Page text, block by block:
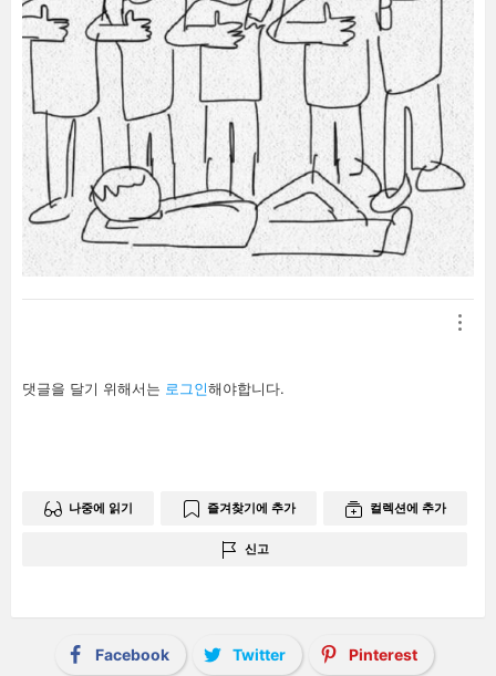
답
글
댓글을 달기 위해서는 로그인해야합니다.
나중에 읽기 즐겨찾기에 추가 컬렉션에 추가
신고
Facebook Twitter Pinterest